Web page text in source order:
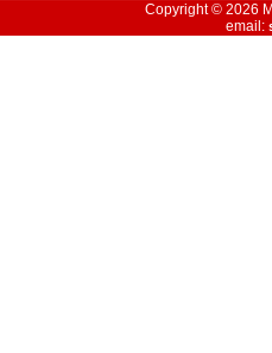
Copyright © 2026
email: